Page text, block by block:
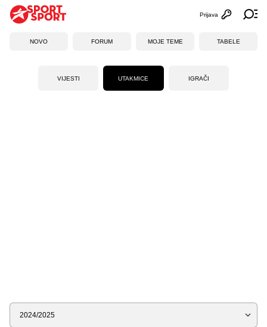
Otvori
Prijava
NOVO FORUM MOJE TEME TABELE
VIJESTI UTAKMICE IGRAČI
Sezona